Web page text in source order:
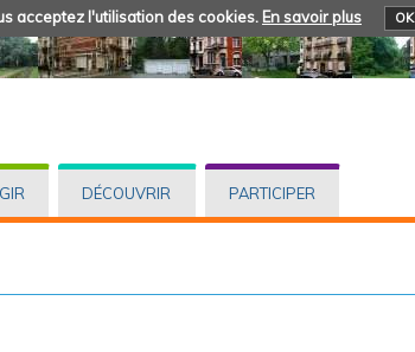
acceptez l'utilisation des cookies. En savoir plus OK
DÉCOUVRIR PARTICIPER